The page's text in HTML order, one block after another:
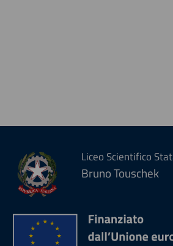
Liceo Scientifico
Bruno Touschek